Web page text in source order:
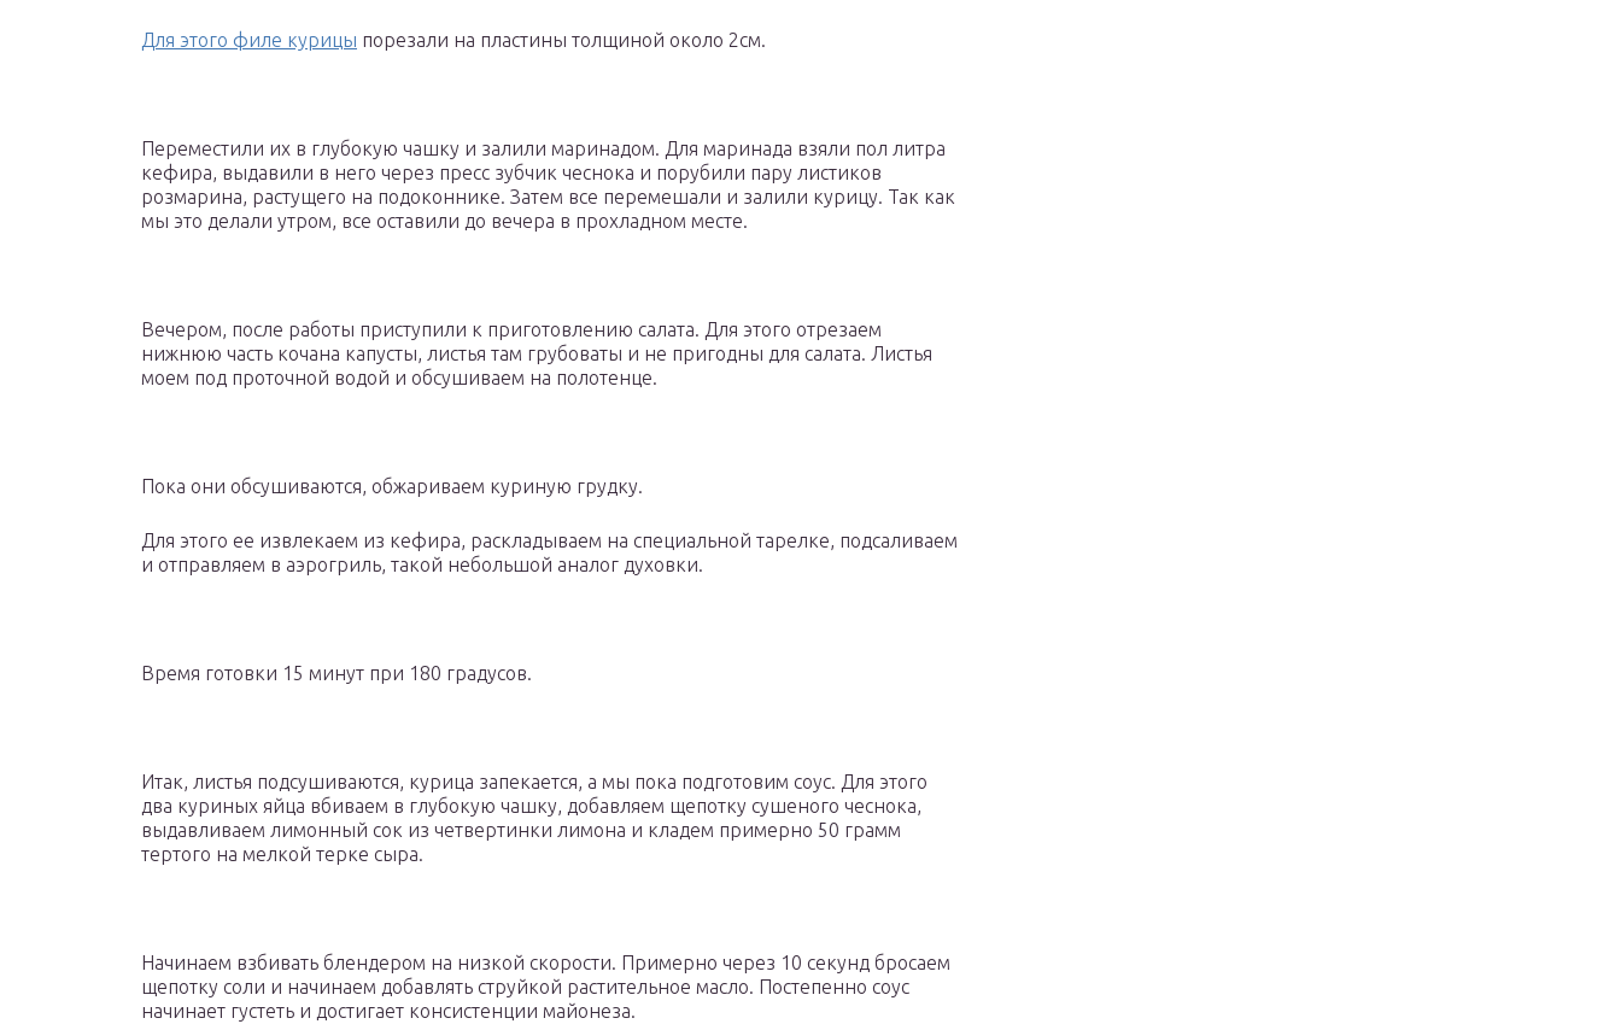
Для этого филе курицы порезали на пластины толщиной около 2см.
Переместили их в глубокую чашку и залили маринадом. Для маринада взяли пол литра
кефира, выдавили в него через пресс зубчик чеснока и порубили пару листиков
розмарина, растущего на подоконнике. Затем все перемешали и залили курицу. Так как
мы это делали утром, все оставили до вечера в прохладном месте.
Вечером, после работы приступили к приготовлению салата. Для этого отрезаем
нижнюю часть кочана капусты, листья там грубоваты и не пригодны для салата. Листья
моем под проточной водой и обсушиваем на полотенце.
Пока они обсушиваются, обжариваем куриную грудку.
Для этого ее извлекаем из кефира, раскладываем на специальной тарелке, подсаливаем
и отправляем в аэрогриль, такой небольшой аналог духовки.
Время готовки 15 минут при 180 градусов.
Итак, листья подсушиваются, курица запекается, а мы пока подготовим соус. Для этого
два куриных яйца вбиваем в глубокую чашку, добавляем щепотку сушеного чеснока,
выдавливаем лимонный сок из четвертинки лимона и кладем примерно 50 грамм
тертого на мелкой терке сыра.
Начинаем взбивать блендером на низкой скорости. Примерно через 10 секунд бросаем
щепотку соли и начинаем добавлять струйкой растительное масло. Постепенно соус
начинает густеть и достигает консистенции майонеза.